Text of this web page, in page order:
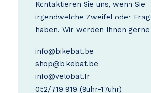
Kontaktieren Sie uns, wenn Sie
irgendwelche Zweifel oder
haben. Wir werden Ihnen
info@bikebat.be
shop@bikebat.be
info@velobat.fr
052/719 919 (9uhr-17uhr)